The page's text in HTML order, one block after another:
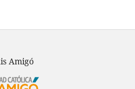
Amigó